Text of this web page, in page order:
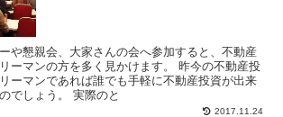
や懇親会、大家さんの会へ参加すると、不動産
ーマンの方を多く見かけます。 昨今の不動産投
ーマンであれば誰でも手軽に不動産投資が出来
でしょう。 実際のと
2017.11.24